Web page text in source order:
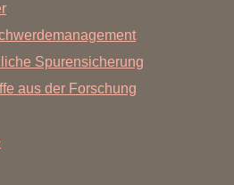
Spurensicherung
aus der Forschung